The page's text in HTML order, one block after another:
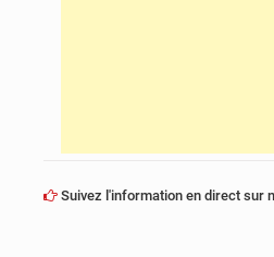
Suivez l'information en direct sur